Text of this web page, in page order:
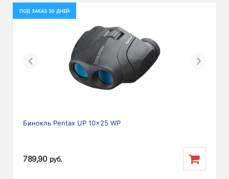
ПОД ЗАКАЗ 30 ДНЕЙ
Previous Next
Бинокль Pentax UP 10x25 WP
789,90 руб.